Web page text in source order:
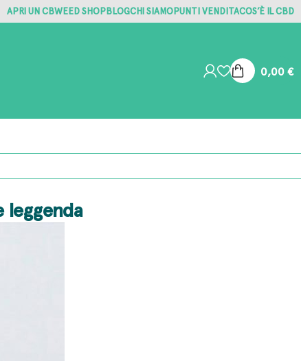
APRI UN CBWEED SHOPBLOGCHI SIAMOPUNTI VENDITACOS’È IL CBD
0,00€